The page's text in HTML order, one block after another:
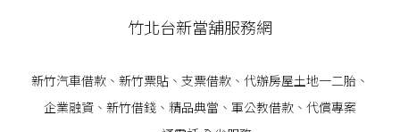
竹北台新當舖服務網
新竹汽車借款 、 新竹票貼 、支票借款、代辦房屋土地一二胎、
企業融資 、 新竹借錢 、精品典當、軍公教借款、代償專案